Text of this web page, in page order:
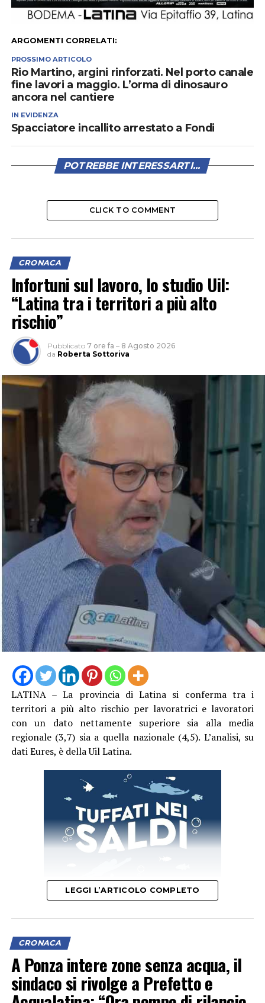
ARGOMENTI CORRELATI:
PROSSIMO ARTICOLO
Rio Martino, argini rinforzati. Nel porto canale
fine lavori a maggio. L’orma di dinosauro
ancora nel cantiere
IN EVIDENZA
Spacciatore incallito arrestato a Fondi
POTREBBE INTERESSARTI...
CLICK TO COMMENT
CRONACA
Infortuni sul lavoro, lo studio Uil:
“Latina tra i territori a più alto
rischio”
Pubblicato 7 ore fa – 8 Agosto 2026
da Roberta Sottoriva
LATINA – La provincia di Latina si conferma tra i
territori a più alto rischio per lavoratrici e lavoratori
con un dato nettamente superiore sia alla media
regionale (3,7) sia a quella nazionale (4,5). L’analisi, su
dati Eures, è della Uil Latina.
indice di 6 infortuni mortali ogni 100mila occupati, il
territorio pontino si è posizionato subito dopo
Frosinone (6,3) e prima di Rieti (5,1), Viterbo (4) e Roma
(3,1)”.
LEGGI L’ARTICOLO COMPLETO
CRONACA
A Ponza intere zone senza acqua, il
sindaco si rivolge a Prefetto e